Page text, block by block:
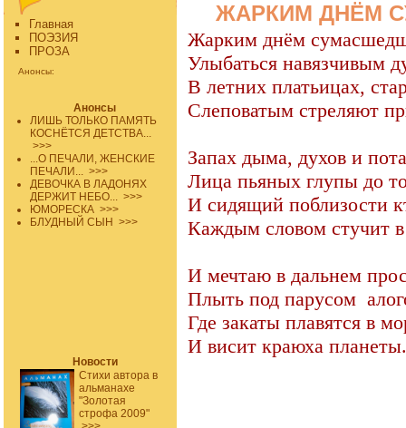
Главная
ПОЭЗИЯ
ПРОЗА
Анонсы:
Анонсы
ЛИШЬ ТОЛЬКО ПАМЯТЬ
КОСНЁТСЯ ДЕТСТВА...
>>>
...О ПЕЧАЛИ, ЖЕНСКИЕ
ПЕЧАЛИ... >>>
ДЕВОЧКА В ЛАДОНЯХ
ДЕРЖИТ НЕБО... >>>
ЮМОРЕСКА >>>
БЛУДНЫЙ СЫН >>>
Новости
Стихи автора в
альманахе
"Золотая
строфа 2009"
ЖАРКИМ ДНЁМ
Жарким днём
Улыбаться навязчивым
В летних платьицах,
Слеповатым стреляют
Запах дыма, духов и
Лица пьяных глупы до
И сидящий поблизости
Каждым словом стучит
И мечтаю в дальнем
Плыть под парусом
Где закаты плавятся в
И висит краюха планеты.